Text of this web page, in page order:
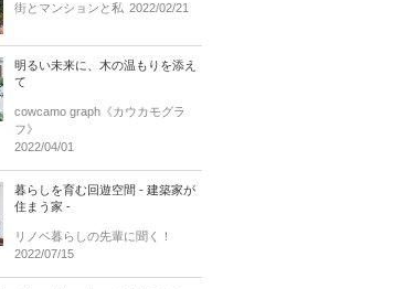
街とマンションと私 2022/02/21
明るい未来に、木の温もりを添え
て
cowcamo graph《カウカモグラ
フ》
2022/04/01
暮らしを育む回遊空間 - 建築家が
住まう家 -
リノベ暮らしの先輩に聞く！
2022/07/15